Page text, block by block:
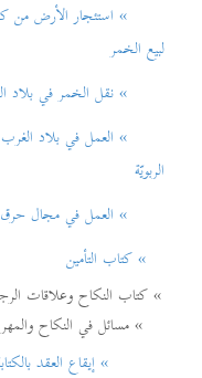
» استئجار الأرض من
لبيع الخمر
» نقل الخمر في بلاد
» العمل في بلاد الغرب
الربويّة
» العمل في مجال حرق
» كتاب التأمين
» كتاب النكاح وعلاقات
» مسائل في النكاح والمهر
» إيقاع العقد